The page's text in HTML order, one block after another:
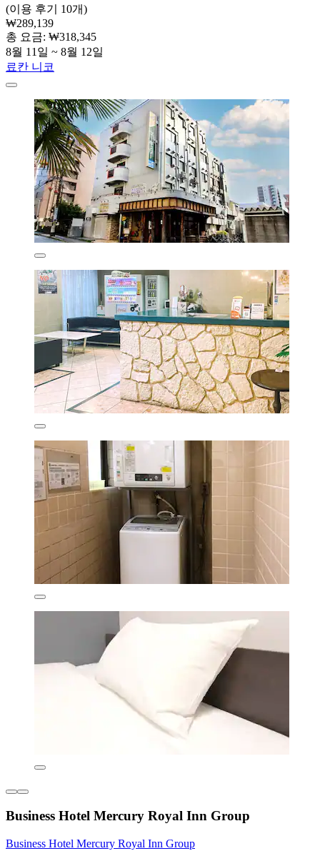
(이용 후기 10개)
₩289,139
총 요금: ₩318,345
8월 11일 ~ 8월 12일
료칸 니코
Business Hotel Mercury Royal Inn Group
Business Hotel Mercury Royal Inn Group